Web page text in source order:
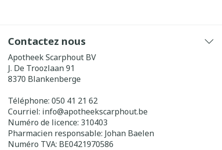
Contactez nous
Apotheek Scarphout BV
J. De Troozlaan 91
8370 Blankenberge
Téléphone: 050 41 21 62
Courriel: info@apotheekscarphout.be
Numéro de licence: 310403
Pharmacien responsable: Johan Baelen
Numéro TVA: BE0421970586